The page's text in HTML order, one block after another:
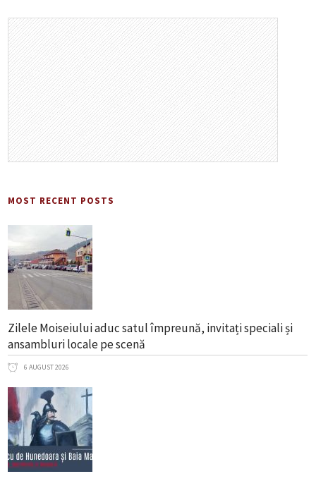
MOST RECENT POSTS
Zilele Moiseiului aduc satul împreună, invitați speciali și
ansambluri locale pe scenă
6 AUGUST 2026